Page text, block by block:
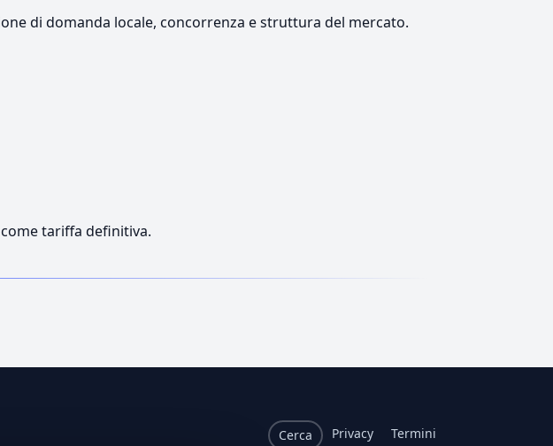
di domanda locale, concorrenza e struttura del mercato.
tariffa definitiva.
Cerca Privacy Termini